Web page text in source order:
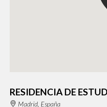
RESIDENCIA DE
Madrid, España